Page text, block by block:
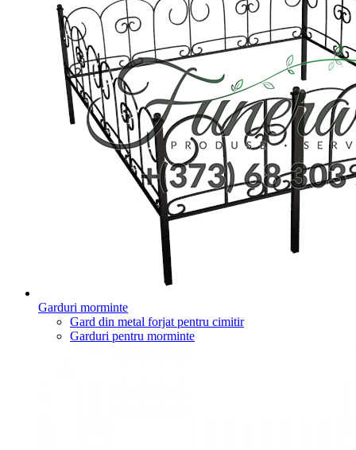
Garduri morminte
Gard din metal forjat pentru cimitir
Garduri pentru morminte